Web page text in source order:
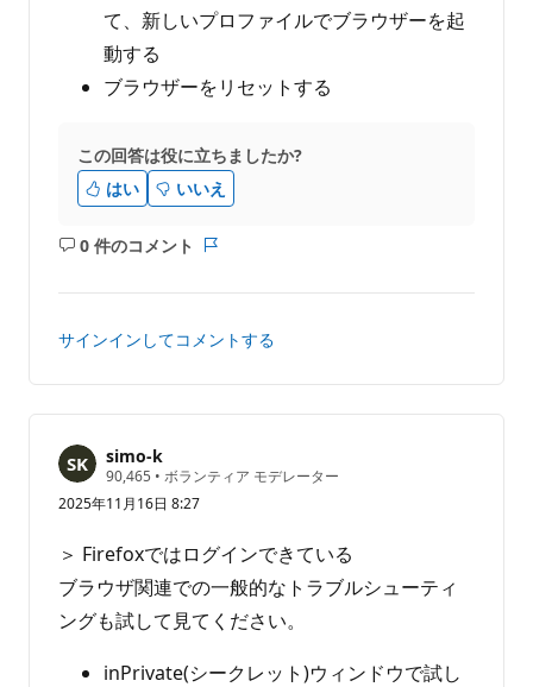
て、新しいプロファイルでブラウザーを起
動する
ブラウザーをリセットする
この回答は役に立ちましたか?
はい
いいえ
0 件のコメント
コ
ト
あ
せ
ん
ト
サインインしてコメントする
simo-k
90,465 評
価
の
イ
ン
ト
• ボランティア モデレーター
2025年11月16日 8:27
＞ Firefoxではログインできている
ブラウザ関連での一般的なトラブルシューティ
ングも試して見てください。
inPrivate(シークレット)ウィンドウで試し